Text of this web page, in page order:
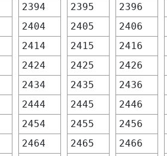
2394 2395
2396
2404 2405
2406
2414 2415
2416
2424 2425
2426
2434 2435
2436
2444 2445
2446
2454 2455
2456
2464 2465
2466